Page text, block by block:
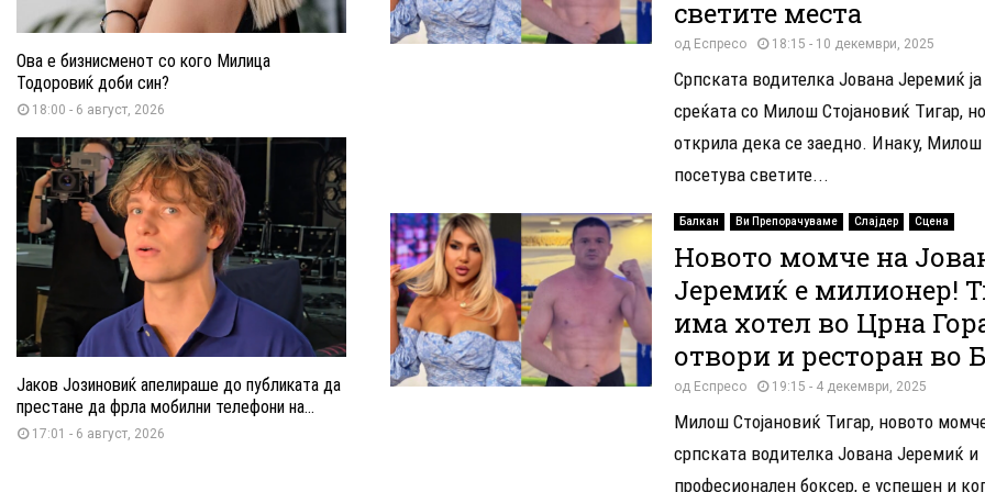
светите места
од Еспресо 18:15 - 10 декември, 2025
Српската водителка Јована Јеремиќ ја
среќата со Милош Стојановиќ Тигар,
открила дека се заедно. Инаку, Милош
посетува светите...
Балкан Ви Препорачуваме Слајдер Сцена
Новото момче на
Јеремиќ е милионер!
има хотел во Црна
отвори и ресторан во
од Еспресо 19:15 - 4 декември, 2025
Милош Стојановиќ Тигар, новото
српската водителка Јована Јеремиќ и
професионален боксер, е успешен и
Ова е бизнисменот со кого Милица
Тодоровиќ доби син?
18:00 - 6 август, 2026
Јаков Јозиновиќ апелираше до публиката да
престане да фрла мобилни телефони на...
17:01 - 6 август, 2026